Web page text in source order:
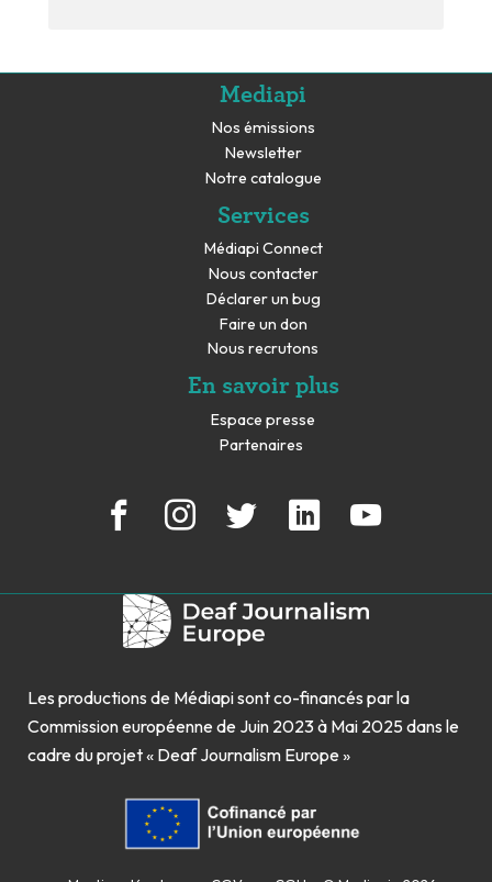
Mediapi
Nos émissions
Newsletter
Notre catalogue
Services
Médiapi Connect
Nous contacter
Déclarer un bug
Faire un don
Nous recrutons
En savoir plus
Espace presse
Partenaires
Les productions de Médiapi sont co-financés par la
Commission européenne de Juin 2023 à Mai 2025 dans le
cadre du projet « Deaf Journalism Europe »